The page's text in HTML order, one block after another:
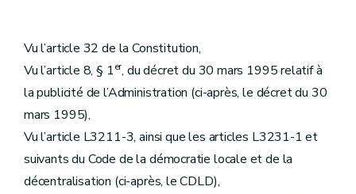
Vu l’article 32 de la Constitution,
Vu l’article 8, § 1er, du décret du 30 mars 1995 relatif à
la publicité de l’Administration (ci-après, le décret du 30
mars 1995),
Vu l’article L3211-3, ainsi que les articles L3231-1 et
suivants du Code de la démocratie locale et de la
décentralisation (ci-après, le CDLD),